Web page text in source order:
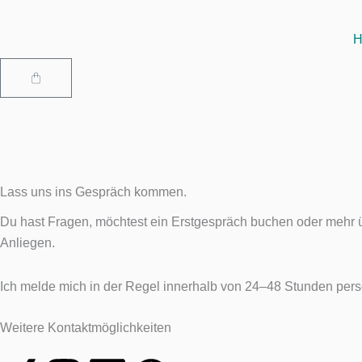
Warenkorb
Lass uns ins Gespräch kommen.
Du hast Fragen, möchtest ein Erstgespräch buchen oder
Anliegen.
Ich melde mich in der Regel innerhalb von 24–48 Stunden
Weitere Kontaktmöglichkeiten